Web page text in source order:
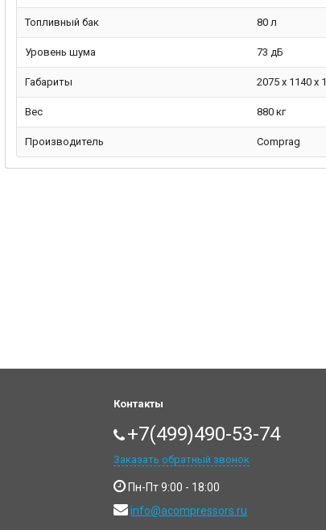
Топливный бак 80 л
Уровень шума 73 дБ
Габариты 2075 х 1140 х
Вес 880 кг
Производитель Comprag
Контакты
+7(499)490-53-74
Заказать обратный звонок
Пн-Пт 9:00 - 18:00
info@acompressors.ru